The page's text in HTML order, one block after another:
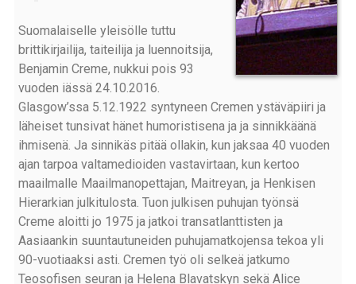
Suomalaiselle yleisölle tuttu
brittikirjailija, taiteilija ja luennoitsija,
Benjamin Creme, nukkui pois 93
vuoden iässä 24.10.2016.
Glasgow’ssa 5.12.1922 syntyneen Cremen ystäväpiiri ja
läheiset tunsivat hänet humoristisena ja ja sinnikkäänä
ihmisenä. Ja sinnikäs pitää ollakin, kun jaksaa 40 vuoden
ajan tarpoa valtamedioiden vastavirtaan, kun kertoo
maailmalle Maailmanopettajan, Maitreyan, ja Henkisen
Hierarkian julkitulosta. Tuon julkisen puhujan työnsä
Creme aloitti jo 1975 ja jatkoi transatlanttisten ja
Aasiaankin suuntautuneiden puhujamatkojensa tekoa yli
90-vuotiaaksi asti. Cremen työ oli selkeä jatkumo
Teosofisen seuran ja Helena Blavatskyn sekä Alice